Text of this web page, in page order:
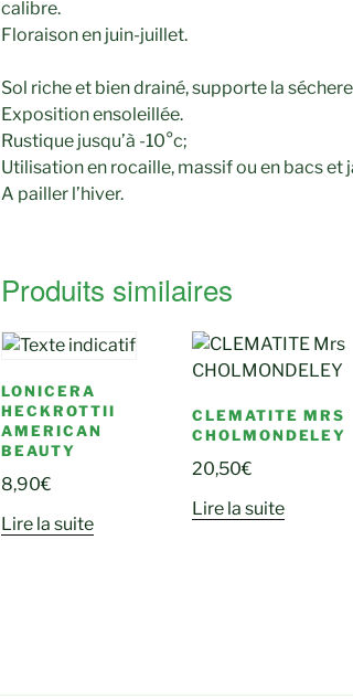
calibre.
Floraison en juin-juillet.
Sol riche et bien drainé, supporte la
Exposition ensoleillée.
Rustique jusqu’à -10°c;
Utilisation en rocaille, massif ou en bacs et
A pailler l’hiver.
Produits similaires
LONICERA
HECKROTTII
AMERICAN
BEAUTY
8,90€
Lire la suite
CLEMATITE MRS
CHOLMONDELEY
20,50€
Lire la suite